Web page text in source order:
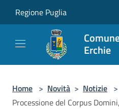
Regione Puglia
Erchie
Home > Novità > Notizie >
Processione del Corpus